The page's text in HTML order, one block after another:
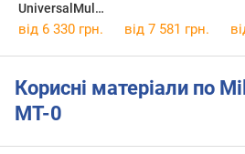
UniversalMulti
12 0603103020
від 6 330 грн. від 7 581 грн.
Корисні матеріали по
MT-0